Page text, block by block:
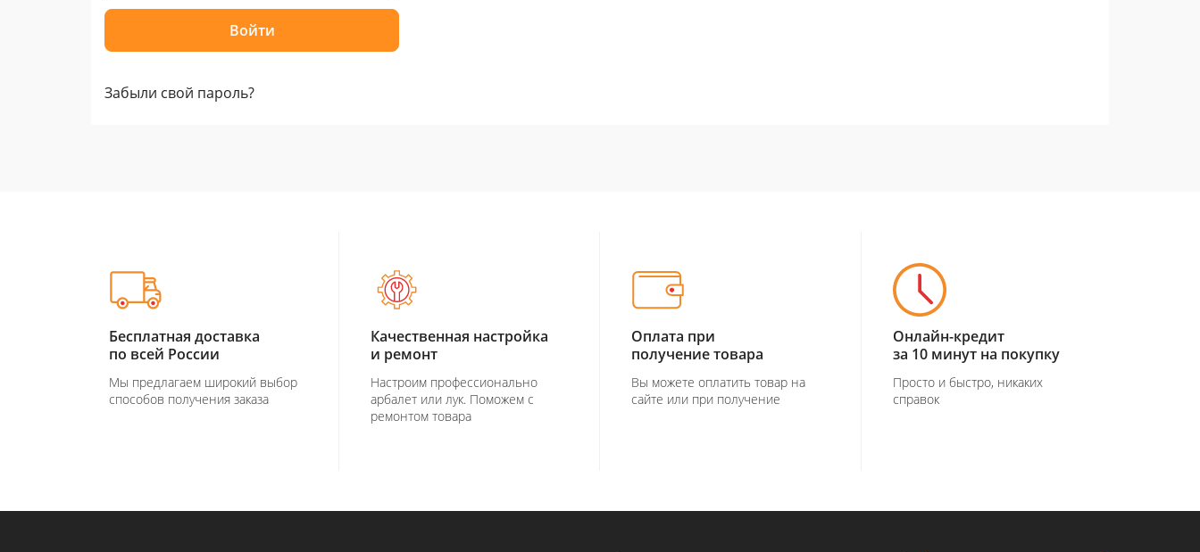
Забыли свой пароль?
Бесплатная доставка
по всей России
Мы предлагаем широкий выбор
способов получения заказа
Качественная настройка
и ремонт
Настроим профессионально
арбалет или лук. Поможем с
ремонтом товара
Оплата при
получение товара
Вы можете оплатить товар на
сайте или при получение
Онлайн-кредит
за 10 минут на покупку
Просто и быстро, никаких
справок